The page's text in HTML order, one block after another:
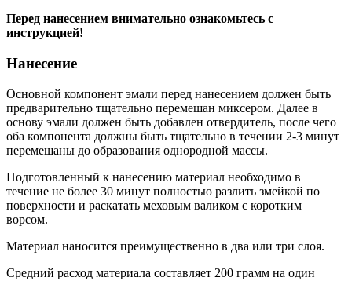
Перед нанесением внимательно ознакомьтесь с
инструкцией!
Нанесение
Основной компонент эмали перед нанесением должен быть
предварительно тщательно перемешан миксером. Далее в
основу эмали должен быть добавлен отвердитель, после чего
оба компонента должны быть тщательно в течении 2-3 минут
перемешаны до образования однородной массы.
Подготовленный к нанесению материал необходимо в
течение не более 30 минут полностью разлить змейкой по
поверхности и раскатать меховым валиком с коротким
ворсом.
Материал наносится преимущественно в два или три слоя.
Средний расход материала составляет 200 грамм на один